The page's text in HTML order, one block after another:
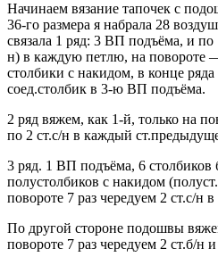
Начинаем вязание тапочек с
36-го размера я набрала 28
связала 1 ряд: 3 ВП подъёма, и по
н) в каждую петлю, на повороте
столбики с накидом, в конце
соед.столбик в 3-ю ВП подъёма.
2 ряд вяжем, как 1-й, только на
по 2 ст.с/н в каждый
3 ряд. 1 ВП подъёма, 6 столбиков
полустолбиков с накидом
повороте 7 раз чередуем 2 ст.с/н
По другой стороне подошвы
повороте 7 раз чередуем 2 ст.б/н